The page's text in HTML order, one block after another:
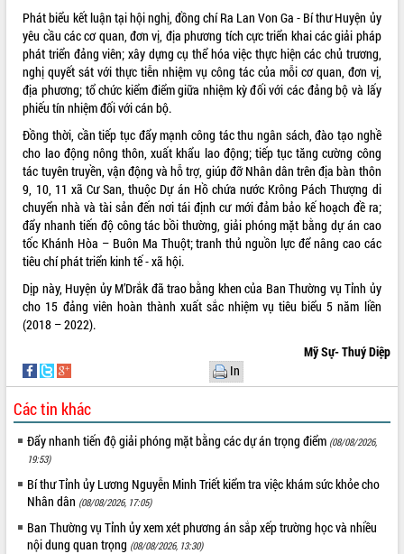
LIÊN KẾT WEB
THỐNG KÊ TRUY CẬP
Hôm nay: 20761
Tất cả:
66106429
Phát biểu kết luận tại hội nghị, đồng chí Ra Lan Von Ga - Bí thư Huyện ủy
yêu cầu các cơ quan, đơn vị, địa phương tích cực triển khai các giải pháp
phát triển đảng viên; xây dựng cụ thể hóa việc thực hiện các chủ trương,
nghị quyết sát với thực tiễn nhiệm vụ công tác của mỗi cơ quan, đơn vị,
địa phương; tổ chức kiểm điểm giữa nhiệm kỳ đối với các đảng bộ và lấy
phiếu tín nhiệm đối với cán bộ.
Đồng thời, cần tiếp tục đẩy mạnh công tác thu ngân sách, đào tạo nghề
cho lao động nông thôn, xuất khẩu lao động; tiếp tục tăng cường công
tác tuyên truyền, vận động và hỗ trợ, giúp đỡ Nhân dân trên địa bàn thôn
9, 10, 11 xã Cư San, thuộc Dự án Hồ chứa nước Krông Pách Thượng di
chuyển nhà và tài sản đến nơi tái định cư mới đảm bảo kế hoạch đề ra;
đẩy nhanh tiến độ công tác bồi thường, giải phóng mặt bằng dự án cao
tốc Khánh Hòa – Buôn Ma Thuột; tranh thủ nguồn lực để nâng cao các
tiêu chí phát triển kinh tế - xã hội.
Dịp này, Huyện ủy M’Drắk đã trao bằng khen của Ban Thường vụ Tỉnh ủy
cho 15 đảng viên hoàn thành xuất sắc nhiệm vụ tiêu biểu 5 năm liền
(2018 – 2022).
Mỹ Sự- Thuý Diệp
In
Các tin khác
Đẩy nhanh tiến độ giải phóng mặt bằng các dự án trọng điểm (08/08/2026,
19:53)
Bí thư Tỉnh ủy Lương Nguyễn Minh Triết kiểm tra việc khám sức khỏe cho
Nhân dân (08/08/2026, 17:05)
Ban Thường vụ Tỉnh ủy xem xét phương án sắp xếp trường học và nhiều
nội dung quan trọng (08/08/2026, 13:30)